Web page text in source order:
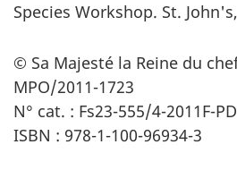
Species Workshop. St.
© Sa Majesté la Reine du
MPO/2011-1723
N° cat. : Fs23-555/4-2011F-
ISBN : 978-1-100-96934-3